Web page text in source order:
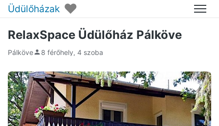
Üdülőházak ♥ Menü
RelaxSpace Üdülőház Pálköve
Pálköve 8 férőhely, 4 szoba